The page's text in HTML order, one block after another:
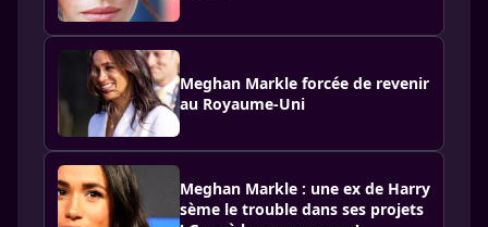
Meghan Markle forcée de revenir
au Royaume-Uni
Meghan Markle : une ex de Harry
sème le trouble dans ses projets